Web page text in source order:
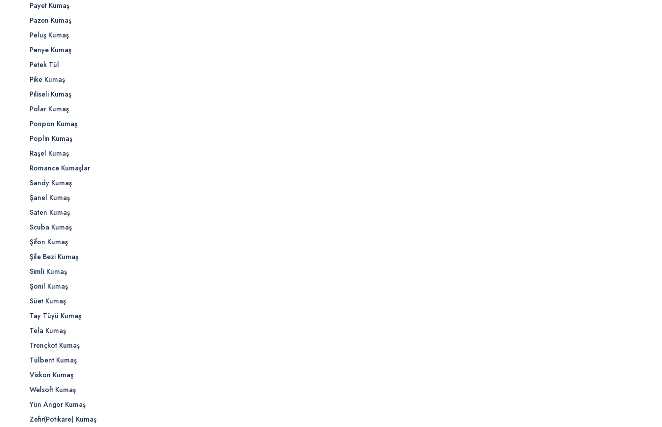
Payet Kumaş
Pazen Kumaş
Peluş Kumaş
Penye Kumaş
Petek Tül
Pike Kumaş
Piliseli Kumaş
Polar Kumaş
Ponpon Kumaş
Poplin Kumaş
Raşel Kumaş
Romance Kumaşlar
Sandy Kumaş
Şanel Kumaş
Saten Kumaş
Scuba Kumaş
Şifon Kumaş
Şile Bezi Kumaş
Simli Kumaş
Şönil Kumaş
Süet Kumaş
Tay Tüyü Kumaş
Tela Kumaş
Trençkot Kumaş
Tülbent Kumaş
Viskon Kumaş
Welsoft Kumaş
Yün Angor Kumaş
Zefir(Pötikare) Kumaş